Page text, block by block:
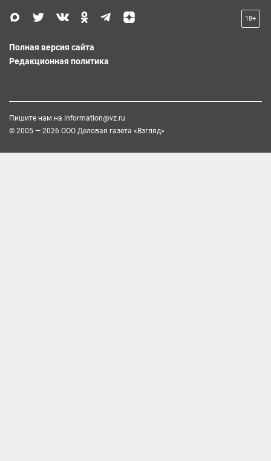
18+
Полная версия сайта
Редакционная политика
Пишите нам на information@vz.ru
© 2005 — 2026 ООО Деловая газета «Взгляд»